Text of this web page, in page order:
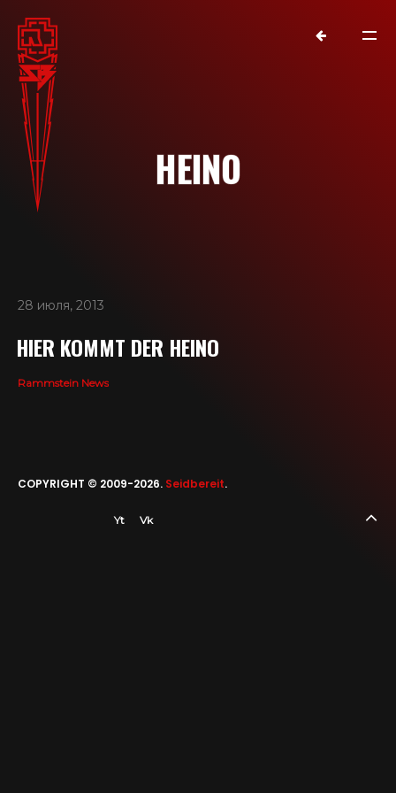
NEWS
HEINO
28 июля, 2013
HIER KOMMT DER HEINO
Rammstein News
COPYRIGHT © 2009-2026. Seidbereit.
Yt Vk